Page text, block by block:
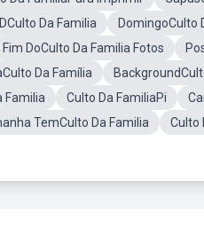
Da Familia
DomingoCulto
Fim DoCulto Da Familia Fotos
Da Família
Familia Culto Da FamiliaPi
TemCulto Da Familia
Culto